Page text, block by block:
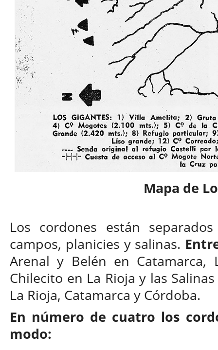
Mapa de
Los cordones están
campos, planicies y salinas.
Arenal y Belén en
Chilecito en La Rioja y las
La Rioja, Catamarca y Córdoba.
En número de cuatro los
modo: